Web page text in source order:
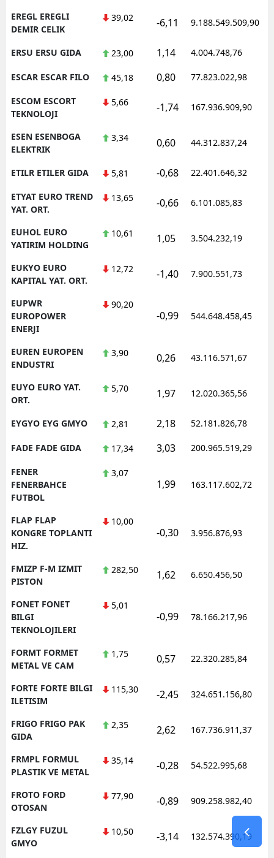
EREGL EREGLI
DEMIR CELIK
39,02 -6,11 9.188.549.509,90
ERSU ERSU GIDA 23,00 1,14 4.004.748,76
ESCAR ESCAR FILO 45,18 0,80 77.823.022,98
ESCOM ESCORT
TEKNOLOJI
5,66 -1,74 167.936.909,90
ESEN ESENBOGA
ELEKTRIK
3,34 0,60 44.312.837,24
ETILR ETILER GIDA 5,81 -0,68 22.401.646,32
ETYAT EURO TREND
YAT. ORT.
13,65 -0,66 6.101.085,83
EUHOL EURO
YATIRIM HOLDING
10,61 1,05 3.504.232,19
EUKYO EURO
KAPITAL YAT. ORT.
12,72 -1,40 7.900.551,73
EUPWR
EUROPOWER
ENERJI
90,20
-0,99 544.648.458,45
EUREN EUROPEN
ENDUSTRI
3,90 0,26 43.116.571,67
EUYO EURO YAT.
ORT.
5,70 1,97 12.020.365,56
EYGYO EYG GMYO 2,81 2,18 52.181.826,78
FADE FADE GIDA 17,34 3,03 200.965.519,29
FENER
FENERBAHCE
FUTBOL
3,07
1,99 163.117.602,72
FLAP FLAP
KONGRE TOPLANTI
HIZ.
10,00
-0,30 3.956.876,93
FMIZP F-M IZMIT
PISTON
282,50 1,62 6.650.456,50
FONET FONET
BILGI
TEKNOLOJILERI
5,01
-0,99 78.166.217,96
FORMT FORMET
METAL VE CAM
1,75 0,57 22.320.285,84
FORTE FORTE BILGI
ILETISIM
115,30 -2,45 324.651.156,80
FRIGO FRIGO PAK
GIDA
2,35 2,62 167.736.911,37
FRMPL FORMUL
PLASTIK VE METAL
35,14 -0,28 54.522.995,68
FROTO FORD
OTOSAN
77,90 -0,89 909.258.982,40
FZLGY FUZUL
GMYO
10,50 -3,14 132.574.390,19